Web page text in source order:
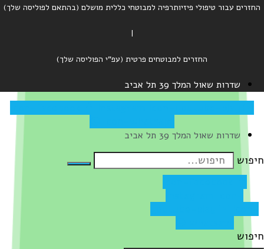
החזרים עבור טיפולי פיזיותרפיה למבוטחי כללית מושלם (בהתאם לפוליסה שלך)
החזרים למבוטחים פרטית (עפ"י הפוליסה שלך)
שדרות שאול המלך 39 תל אביב
שדרות שאול המלך 39 תל אביב